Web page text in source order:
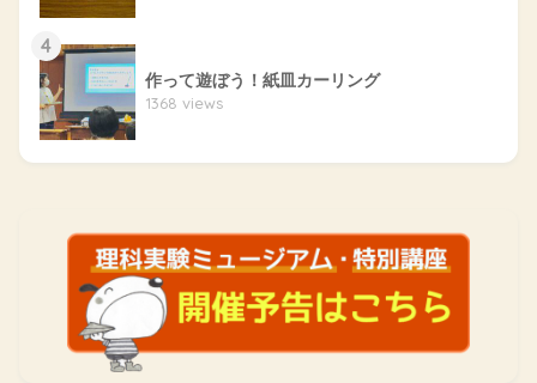
4
作って遊ぼう！紙皿カーリング
1368 views